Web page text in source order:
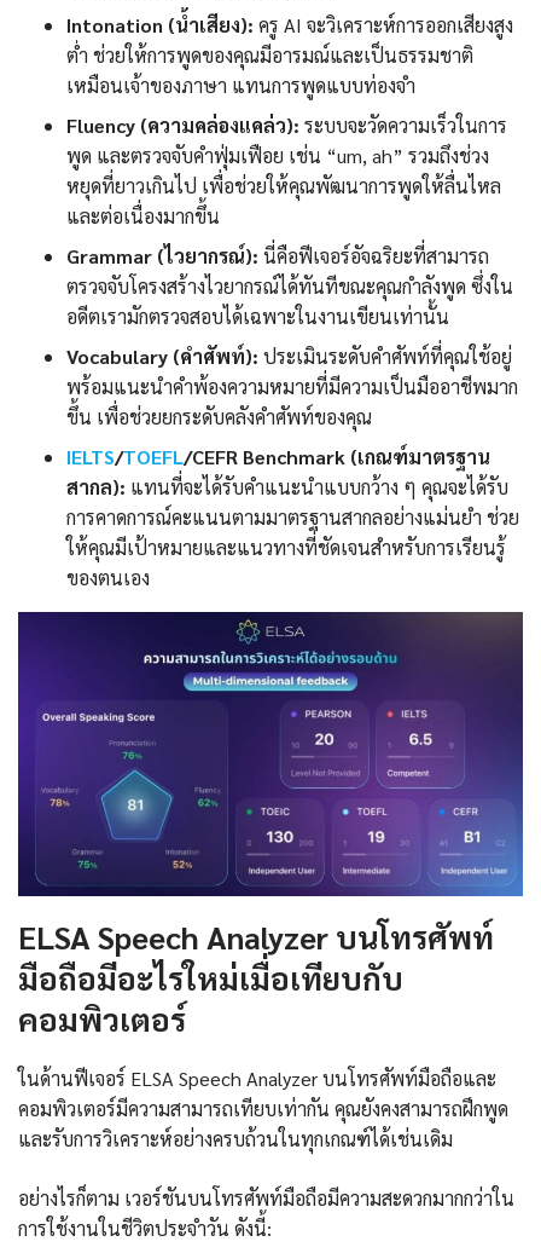
Intonation (น้ำเสียง): ครู AI จะวิเคราะห์การออกเสียงสูง
ต่ำ ช่วยให้การพูดของคุณมีอารมณ์และเป็นธรรมชาติ
เหมือนเจ้าของภาษา แทนการพูดแบบท่องจำ
Fluency (ความคล่องแคล่ว): ระบบจะวัดความเร็วในการ
พูด และตรวจจับคำฟุ่มเฟือย เช่น “um, ah” รวมถึงช่วง
หยุดที่ยาวเกินไป เพื่อช่วยให้คุณพัฒนาการพูดให้ลื่นไหล
และต่อเนื่องมากขึ้น
Grammar (ไวยากรณ์): นี่คือฟีเจอร์อัจฉริยะที่สามารถ
ตรวจจับโครงสร้างไวยากรณ์ได้ทันทีขณะคุณกำลังพูด ซึ่งใน
อดีตเรามักตรวจสอบได้เฉพาะในงานเขียนเท่านั้น
Vocabulary (คำศัพท์): ประเมินระดับคำศัพท์ที่คุณใช้อยู่
พร้อมแนะนำคำพ้องความหมายที่มีความเป็นมืออาชีพมาก
ขึ้น เพื่อช่วยยกระดับคลังคำศัพท์ของคุณ
IELTS/TOEFL/CEFR Benchmark (เกณฑ์มาตรฐาน
สากล): แทนที่จะได้รับคำแนะนำแบบกว้าง ๆ คุณจะได้รับ
การคาดการณ์คะแนนตามมาตรฐานสากลอย่างแม่นยำ ช่วย
ให้คุณมีเป้าหมายและแนวทางที่ชัดเจนสำหรับการเรียนรู้
ของตนเอง
ELSA Speech Analyzer บนโทรศัพท์
มือถือมีอะไรใหม่เมื่อเทียบกับ
คอมพิวเตอร์
ในด้านฟีเจอร์ ELSA Speech Analyzer บนโทรศัพท์มือถือและ
คอมพิวเตอร์มีความสามารถเทียบเท่ากัน คุณยังคงสามารถฝึกพูด
และรับการวิเคราะห์อย่างครบถ้วนในทุกเกณฑ์ได้เช่นเดิม
อย่างไรก็ตาม เวอร์ชันบนโทรศัพท์มือถือมีความสะดวกมากกว่าใน
การใช้งานในชีวิตประจำวัน ดังนี้: